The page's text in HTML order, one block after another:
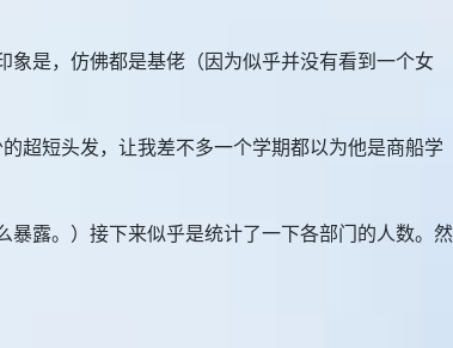
是，仿佛都是基佬（因为似乎并没有看到一个女
超短头发，让我差不多一个学期都以为他是商船学
露。）接下来似乎是统计了一下各部门的人数。然